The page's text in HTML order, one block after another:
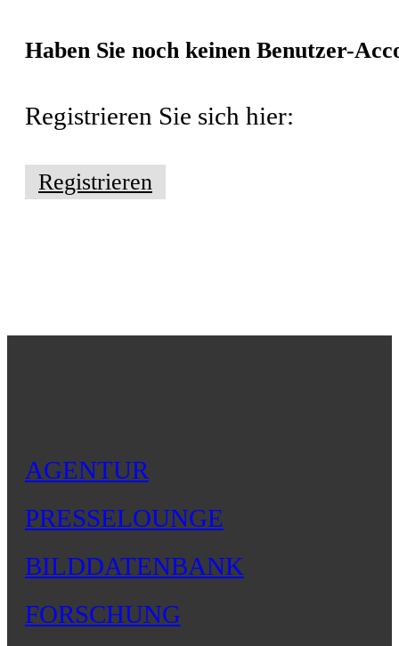
Haben Sie noch keinen Benutzer-
Registrieren Sie sich hier:
Registrieren
AGENTUR
PRESSELOUNGE
BILDDATENBANK
FORSCHUNG